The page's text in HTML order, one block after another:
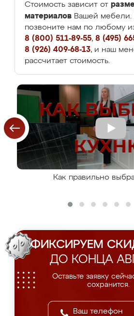
Стоимость зависит от
материалов Вашей мебели.
позвоните нам по любому
8 (800) 511-89-55, 8 (495)
8 (926) 409-68-13, и наш
рассчитает стоимость.
Как правильно
ФИКСИРУЕМ
ДО КОНЦА
Оставьте заявку
сохранится.